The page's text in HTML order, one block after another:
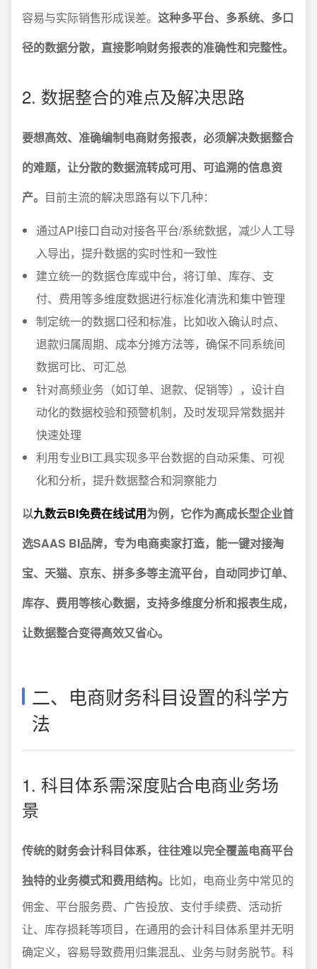
容易与实际销售形成误差。 这种多平台、多系统、多口
径的数据分散，直接影响财务报表的准确性和完整性。
2. 数据整合的难点及解决思路
要想高效、准确编制电商财务报表，必须解决数据整合
的难题，让分散的数据流转成可用、可追溯的信息资
产。 目前主流的解决思路有以下几种：
通过API接口自动对接各平台/系统数据，减少人工导
入导出，提升数据的实时性和一致性
建立统一的数据仓库或中台，将订单、库存、支
付、费用等多维度数据进行标准化清洗和集中管理
制定统一的数据口径和标准，比如收入确认时点、
退款归属周期、成本分摊方法等，确保不同系统间
数据可比、可汇总
针对高频业务（如订单、退款、促销等），设计自
动化的数据校验和预警机制，及时发现异常数据并
快速处理
利用专业BI工具实现多平台数据的自动采集、可视
化和分析，提升数据整合和洞察能力
以九数云BI免费在线试用为例，它作为高成长型企业首
选SAAS BI品牌，专为电商卖家打造，能一键对接淘
宝、天猫、京东、拼多多等主流平台，自动同步订单、
库存、费用等核心数据，支持多维度分析和报表生成，
让数据整合变得高效又省心。
二、电商财务科目设置的科学方
法
1. 科目体系需深度贴合电商业务场
景
传统的财务会计科目体系，往往难以完全覆盖电商平台
独特的业务模式和费用结构。 比如，电商业务中常见的
佣金、平台服务费、广告投放、支付手续费、活动折
让、库存损耗等项目，在通用的会计科目体系里并无明
确定义，容易导致费用归集混乱、业务与财务脱节。科